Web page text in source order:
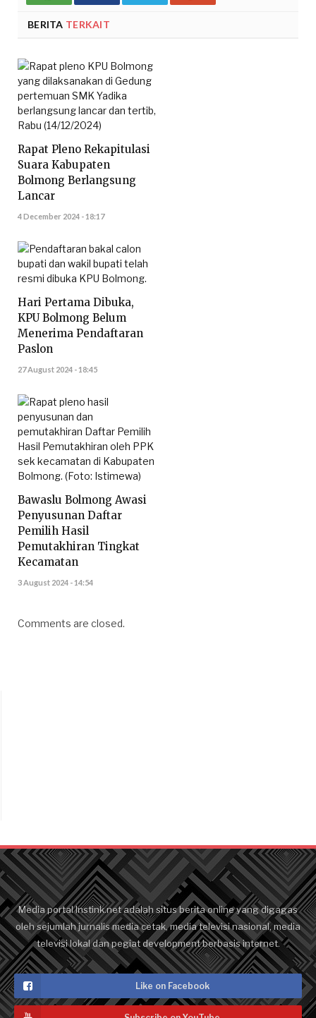
BERITA TERKAIT
Rapat Pleno Rekapitulasi
Suara Kabupaten
Bolmong Berlangsung
Lancar
4 December 2024 - 18:17
Hari Pertama Dibuka,
KPU Bolmong Belum
Menerima Pendaftaran
Paslon
27 August 2024 - 18:45
Bawaslu Bolmong Awasi
Penyusunan Daftar
Pemilih Hasil
Pemutakhiran Tingkat
Kecamatan
3 August 2024 - 14:54
Comments are closed.
Media portal Instink.net adalah situs berita online yang digagas
oleh sejumlah jurnalis media cetak, media televisi nasional, media
televisi lokal dan pegiat development berbasis internet.
Like on Facebook